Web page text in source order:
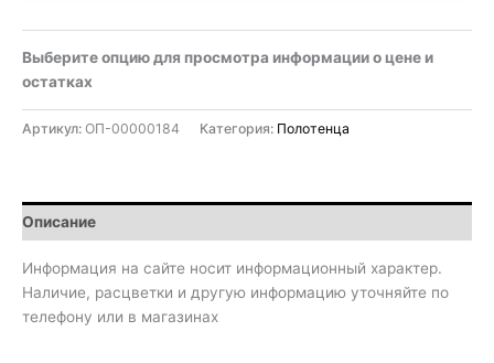
Выберите опцию для просмотра информации о цене и
остатках
Артикул: ОП-00000184 Категория: Полотенца
Описание
Информация на сайте носит информационный характер.
Наличие, расцветки и другую информацию уточняйте по
телефону или в магазинах